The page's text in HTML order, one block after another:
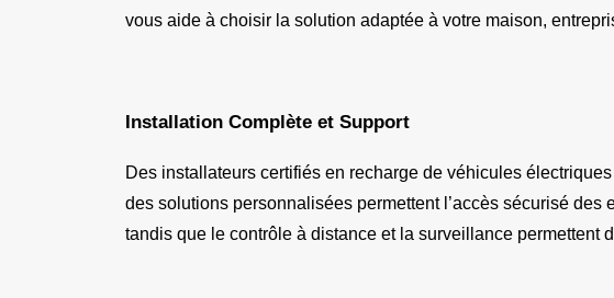
vous aide à choisir la solution adaptée à votre maison,
Installation Complète et Support
Des installateurs certifiés en recharge de véhicules
des solutions personnalisées permettent l’accès sécurisé
tandis que le contrôle à distance et la surveillance permettent